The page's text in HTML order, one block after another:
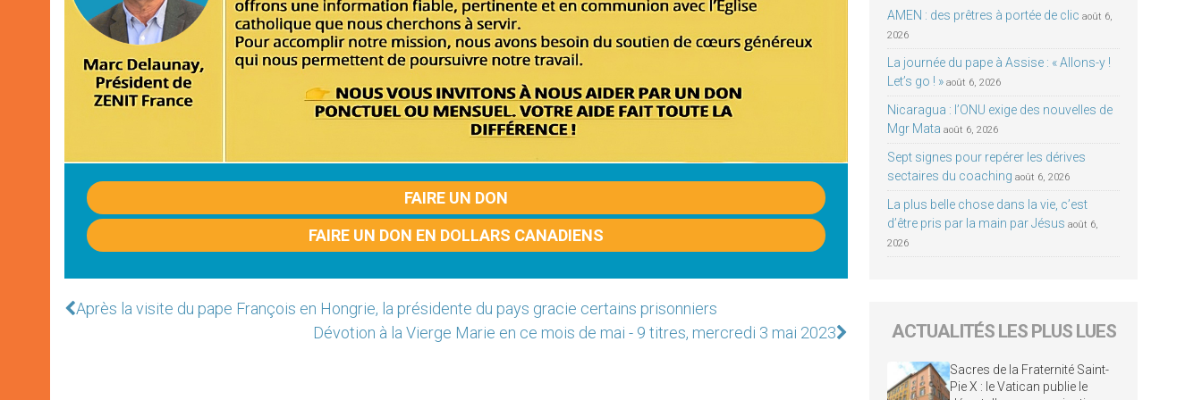
FAIRE UN DON
FAIRE UN DON EN DOLLARS CANADIENS
Après la visite du pape François en Hongrie, la présidente du pays gracie certains prisonniers
Dévotion à la Vierge Marie en ce mois de mai - 9 titres, mercredi 3 mai 2023
AMEN : des prêtres à portée de clic août 6,
2026
La journée du pape à Assise : « Allons-y !
Let’s go ! » août 6, 2026
Nicaragua : l’ONU exige des nouvelles de
Mgr Mata août 6, 2026
Sept signes pour repérer les dérives
sectaires du coaching août 6, 2026
La plus belle chose dans la vie, c’est
d’être pris par la main par Jésus août 6,
2026
ACTUALITÉS LES PLUS LUES
Sacres de la Fraternité Saint-
Pie X : le Vatican publie le